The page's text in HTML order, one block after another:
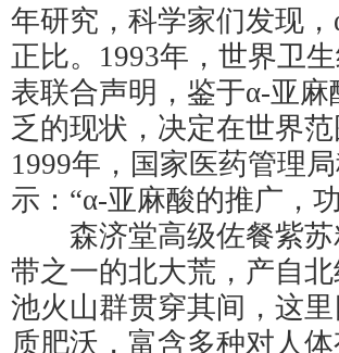
年研究，科学家们发现
正比。1993年，世界卫
表联合声明，鉴于α-亚
乏的现状，决定在世界
1999年，国家医药管理
示：“α-亚麻酸的推广，
森济堂高级佐餐紫苏
带之一的北大荒，产自
池火山群贯穿其间，这
质肥沃，富含多种对人